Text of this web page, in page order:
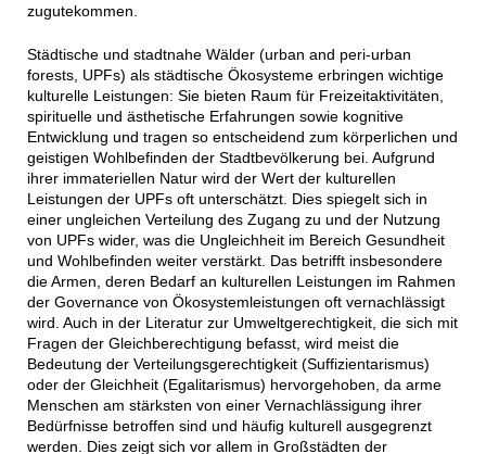
zugutekommen.
Städtische und stadtnahe Wälder (urban and peri-urban
forests, UPFs) als städtische Ökosysteme erbringen wichtige
kulturelle Leistungen: Sie bieten Raum für Freizeitaktivitäten,
spirituelle und ästhetische Erfahrungen sowie kognitive
Entwicklung und tragen so entscheidend zum körperlichen und
geistigen Wohlbefinden der Stadtbevölkerung bei. Aufgrund
ihrer immateriellen Natur wird der Wert der kulturellen
Leistungen der UPFs oft unterschätzt. Dies spiegelt sich in
einer ungleichen Verteilung des Zugang zu und der Nutzung
von UPFs wider, was die Ungleichheit im Bereich Gesundheit
und Wohlbefinden weiter verstärkt. Das betrifft insbesondere
die Armen, deren Bedarf an kulturellen Leistungen im Rahmen
der Governance von Ökosystemleistungen oft vernachlässigt
wird. Auch in der Literatur zur Umweltgerechtigkeit, die sich mit
Fragen der Gleichberechtigung befasst, wird meist die
Bedeutung der Verteilungsgerechtigkeit (Suffizientarismus)
oder der Gleichheit (Egalitarismus) hervorgehoben, da arme
Menschen am stärksten von einer Vernachlässigung ihrer
Bedürfnisse betroffen sind und häufig kulturell ausgegrenzt
werden. Dies zeigt sich vor allem in Großstädten der